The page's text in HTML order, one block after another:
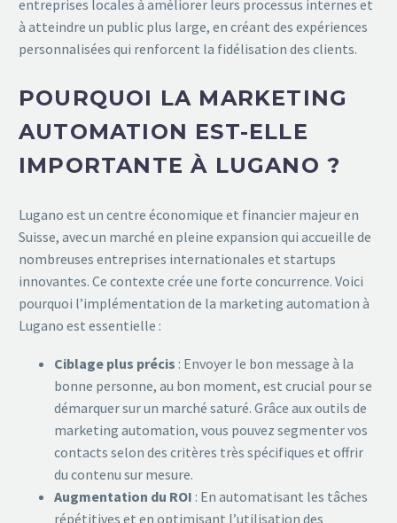
entreprises locales à améliorer leurs processus internes et
à atteindre un public plus large, en créant des expériences
personnalisées qui renforcent la fidélisation des clients.
POURQUOI LA MARKETING
AUTOMATION EST-ELLE
IMPORTANTE À LUGANO ?
Lugano est un centre économique et financier majeur en
Suisse, avec un marché en pleine expansion qui accueille de
nombreuses entreprises internationales et startups
innovantes. Ce contexte crée une forte concurrence. Voici
pourquoi l’implémentation de la marketing automation à
Lugano est essentielle :
Ciblage plus précis : Envoyer le bon message à la
bonne personne, au bon moment, est crucial pour se
démarquer sur un marché saturé. Grâce aux outils de
marketing automation, vous pouvez segmenter vos
contacts selon des critères très spécifiques et offrir
du contenu sur mesure.
Augmentation du ROI : En automatisant les tâches
répétitives et en optimisant l’utilisation des